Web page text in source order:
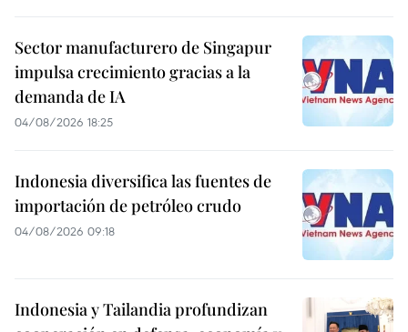
Sector manufacturero de Singapur
impulsa crecimiento gracias a la
demanda de IA
04/08/2026 18:25
Indonesia diversifica las fuentes de
importación de petróleo crudo
04/08/2026 09:18
Indonesia y Tailandia profundizan